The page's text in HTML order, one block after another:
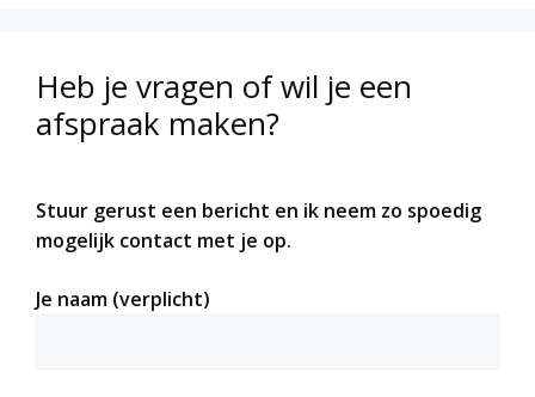
Heb je vragen of wil je een
afspraak maken?
Stuur gerust een bericht en ik neem zo spoedig
mogelijk contact met je op.
Je naam (verplicht)